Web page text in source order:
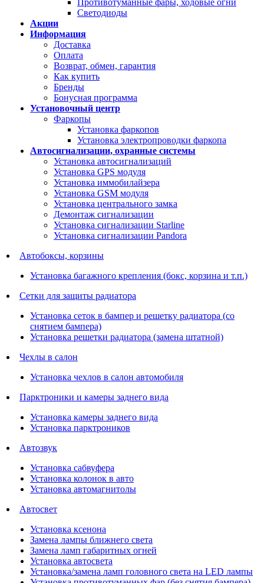
Светодиоды
Акции
Информация
Доставка
Оплата
Возврат, обмен, гарантия
Как купить
Бренды
Бонусная программа
Установочный центр
Фаркопы
Установка фаркопов
Установка электропроводки фаркопа
Автосигнализации, охранные системы
Установка автосигнализаций
Установка GPS модуля
Установка иммобилайзера
Установка GSM модуля
Установка центрального замка
Демонтаж сигнализации
Установка сигнализации Starline
Установка сигнализации Pandora
Автобоксы, корзины
Установка багажного крепления (бокс, корзина и т.п.)
Сетки для защиты радиатора
Установка сеток в бампер и решетку радиатора (со
снятием бампера)
Установка решетки радиатора (замена штатной)
Чехлы в салон
Установка чехлов в салон автомобиля
Парктроники и камеры заднего вида
Установка камеры заднего вида
Установка парктроников
Автозвук
Установка сабвуфера
Установка колонок в авто
Установка автомагнитолы
Автосвет
Установка ксенона
Замена лампы ближнего света
Замена ламп габаритных огней
Установка автосвета
Установка/замена ламп головного света на LED лампы